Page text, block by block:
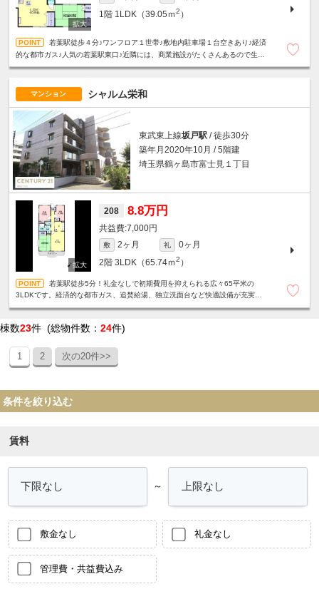
1階 1LDK（39.05ｍ2 ）
若葉駅徒歩４分♪ワンフロア１世帯♪敷地内駐車場１台空きあり♪経済
的な都市ガス♪人気の若葉駅東口♪近隣には、商業施設がたくさんあるので生活
マンション シャルム栄和
東武東上線坂戸駅 / 徒歩30分
築年月2020年10月 / 5階建
埼玉県鶴ヶ島市富士見１丁目
208 8.8万円
7,000円
敷 2ヶ月 礼
0ヶ月
2階 3LDK（65.74ｍ2 ）
若葉駅徒歩5分！礼金なしで初期費用を抑えられる広々65平米の
3LDKです。経済的な都市ガス、追焚給湯、独立洗面台など快適設備が充実。
棟数23件 (総物件数： 24件)
1 2 次の20件>>
条件を絞り込む
賃料
～
敷金なし 礼金なし
管理費・共益費込み